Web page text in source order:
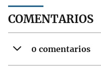
COMENTARIOS
0 comentarios